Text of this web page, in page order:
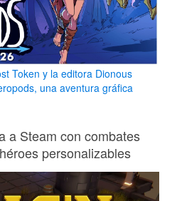
Token y la editora Dionous
una aventura gráfica
a Steam con combates
personalizables